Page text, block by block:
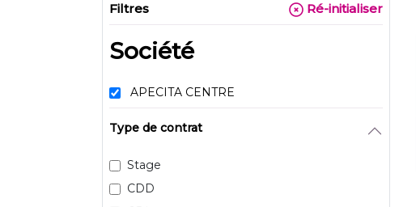
Filtres Ré-initialiser
Société
APECITA CENTRE
Type de contrat
Stage
CDD